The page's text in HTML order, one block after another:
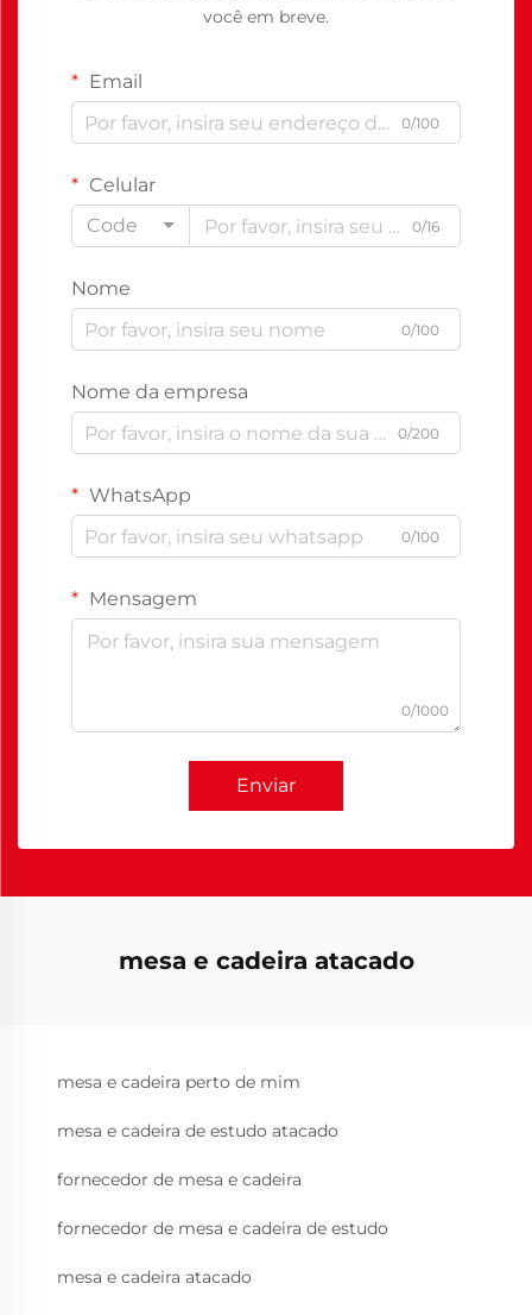
você em breve.
Email
0/100
Celular
Code
0/16
Nome
0/100
Nome da empresa
0/200
WhatsApp
0/100
Mensagem
0/1000
Enviar
mesa e cadeira atacado
mesa e cadeira perto de mim
mesa e cadeira de estudo atacado
fornecedor de mesa e cadeira
fornecedor de mesa e cadeira de estudo
mesa e cadeira atacado